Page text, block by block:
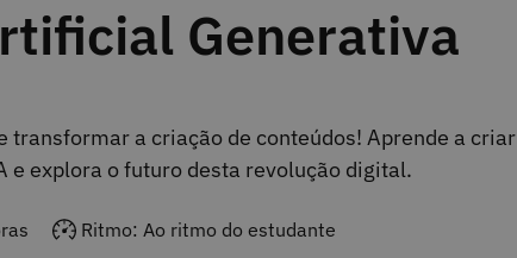
Generativa
transformar a criação de conteúdos! Aprende a criar
e explora o futuro desta revolução digital.
Ritmo: Ao ritmo do estudante